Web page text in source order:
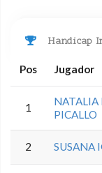
Handicap
Pos Jugador
1
NATALIA
PICALLO
2 SUSANA